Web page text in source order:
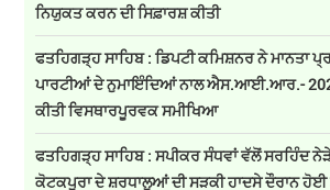
ਨਿਯੁਕਤ ਕਰਨ ਦੀ ਸਿਫ਼ਾਰਸ਼ ਕੀਤੀ
ਫਤਹਿਗੜ੍ਹ ਸਾਹਿਬ : ਡਿਪਟੀ ਕਮਿਸ਼ਨਰ ਨੇ ਮਾਨਤਾ
ਪਾਰਟੀਆਂ ਦੇ ਨੁਮਾਇੰਦਿਆਂ ਨਾਲ ਐਸ.ਆਈ.ਆਰ.-
ਕੀਤੀ ਵਿਸਥਾਰਪੂਰਵਕ ਸਮੀਖਿਆ
ਫਤਹਿਗੜ੍ਹ ਸਾਹਿਬ : ਸਪੀਕਰ ਸੰਧਵਾਂ ਵੱਲੋਂ ਸਰਹਿੰਦ
ਕੋਟਕਪੂਰਾ ਦੇ ਸ਼ਰਧਾਲੂਆਂ ਦੀ ਸੜਕੀ ਹਾਦਸੇ ਦੌਰਾਨ